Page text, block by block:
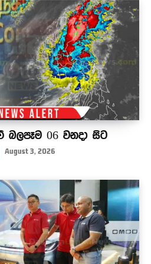
බලපෑම 06 වනදා සිට
August 3, 2026